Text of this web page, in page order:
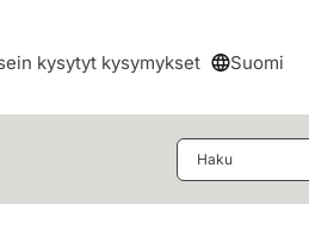
kysytyt kysymykset Suomi